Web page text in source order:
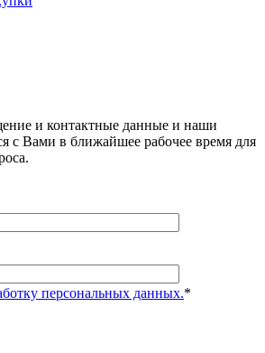
и контактные данные и наши
с Вами в ближайшее рабочее время для
персональных данных.*